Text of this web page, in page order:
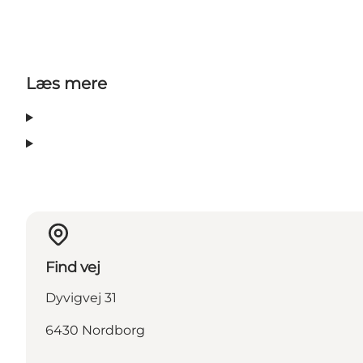
Læs mere
Find vej
Dyvigvej 31
6430 Nordborg